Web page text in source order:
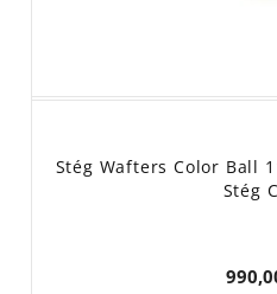
Stég Wafters Color Ball
Stég